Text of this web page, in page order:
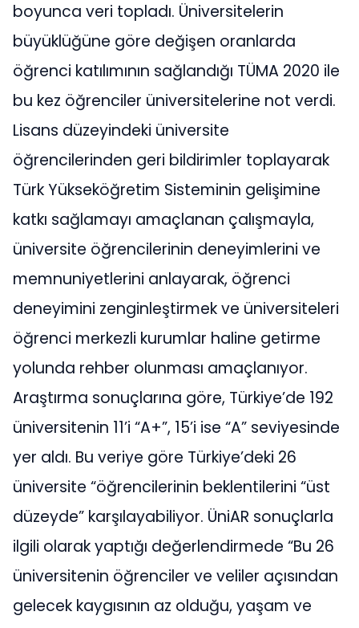
boyunca veri topladı. Üniversitelerin
büyüklüğüne göre değişen oranlarda
öğrenci katılımının sağlandığı TÜMA 2020 ile
bu kez öğrenciler üniversitelerine not verdi.
Lisans düzeyindeki üniversite
öğrencilerinden geri bildirimler toplayarak
Türk Yükseköğretim Sisteminin gelişimine
katkı sağlamayı amaçlanan çalışmayla,
üniversite öğrencilerinin deneyimlerini ve
memnuniyetlerini anlayarak, öğrenci
deneyimini zenginleştirmek ve üniversiteleri
öğrenci merkezli kurumlar haline getirme
yolunda rehber olunması amaçlanıyor.
Araştırma sonuçlarına göre, Türkiye’de 192
üniversitenin 11’i “A+”, 15’i ise “A” seviyesinde
yer aldı. Bu veriye göre Türkiye’deki 26
üniversite “öğrencilerinin beklentilerini “üst
düzeyde” karşılayabiliyor. ÜniAR sonuçlarla
ilgili olarak yaptığı değerlendirmede “Bu 26
üniversitenin öğrenciler ve veliler açısından
gelecek kaygısının az olduğu, yaşam ve